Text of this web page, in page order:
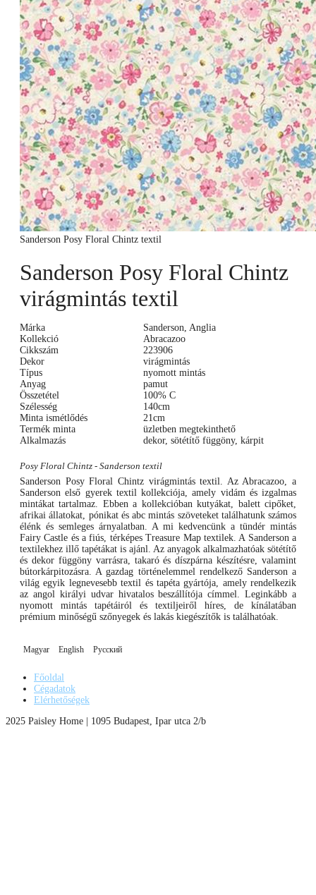
Sanderson Posy Floral Chintz textil
Sanderson Posy Floral Chintz
virágmintás textil
Márka
Sanderson, Anglia
Kollekció
Abracazoo
Cikkszám
223906
Dekor
virágmintás
Típus
nyomott mintás
Anyag
pamut
Összetétel
100% C
Szélesség
140cm
Minta ismétlődés
21cm
Termék minta
üzletben megtekinthető
Alkalmazás
dekor, sötétítő függöny, kárpit
Posy Floral Chintz - Sanderson textil
Sanderson Posy Floral Chintz virágmintás textil. Az Abracazoo, a
Sanderson első gyerek textil kollekciója, amely vidám és izgalmas
mintákat tartalmaz. Ebben a kollekcióban kutyákat, balett cipőket,
afrikai állatokat, pónikat és abc mintás szöveteket találhatunk számos
élénk és semleges árnyalatban. A mi kedvencünk a tündér mintás
Fairy Castle és a fiús, térképes Treasure Map textilek. A Sanderson a
textilekhez illő tapétákat is ajánl. Az anyagok alkalmazhatóak sötétítő
és dekor függöny varrásra, takaró és díszpárna készítésre, valamint
bútorkárpitozásra. A gazdag történelemmel rendelkező Sanderson a
világ egyik legnevesebb textil és tapéta gyártója, amely rendelkezik
az angol királyi udvar hivatalos beszállítója címmel. Leginkább a
nyomott mintás tapétáiról és textiljeiről híres, de kínálatában
prémium minőségű szőnyegek és lakás kiegészítők is találhatóak.
Magyar English Русский
Főoldal
Cégadatok
Elérhetőségek
2025 Paisley Home | 1095 Budapest, Ipar utca 2/b